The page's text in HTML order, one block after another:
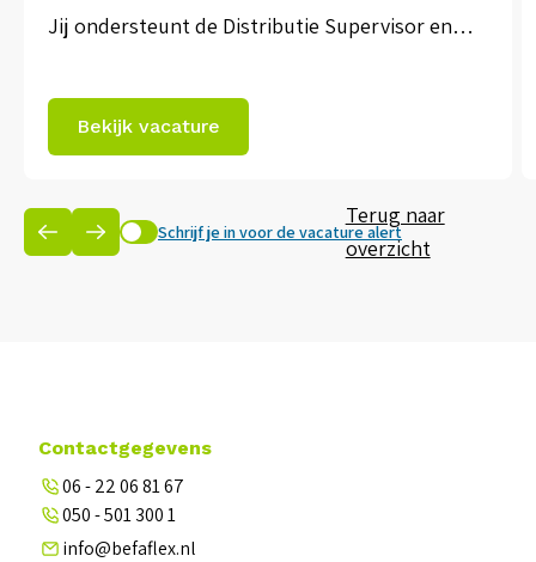
Jij ondersteunt de Distributie Supervisor en
de afdeling Chauffeurssupport. Dankzij jouw
inzet loopt alles op rolletjes. •
Branche:Transport en logistiek• Locatie:Breda •
Omschrijving:In deze afwisselende rol ben je
Bekijk vacature
Schrijf je in voor de vacature alert
Terug naar
overzicht
Contactgegevens
06 - 22 06 81 67
050 - 501 300 1
info@befaflex.nl